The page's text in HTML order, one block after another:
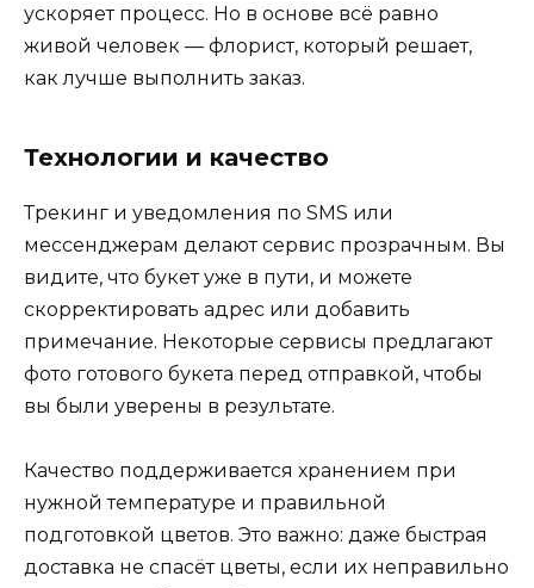
ускоряет процесс. Но в основе всё равно
живой человек — флорист, который решает,
как лучше выполнить заказ.
Технологии и качество
Трекинг и уведомления по SMS или
мессенджерам делают сервис прозрачным. Вы
видите, что букет уже в пути, и можете
скорректировать адрес или добавить
примечание. Некоторые сервисы предлагают
фото готового букета перед отправкой, чтобы
вы были уверены в результате.
Качество поддерживается хранением при
нужной температуре и правильной
подготовкой цветов. Это важно: даже быстрая
доставка не спасёт цветы, если их неправильно